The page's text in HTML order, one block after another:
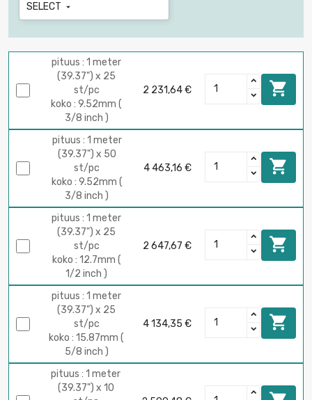
SELECT 
pituus : 1 meter
(39.37") x 25
st/pc
koko : 9.52mm (
3/8 inch )
2 231,64 € 
pituus : 1 meter
(39.37") x 50
st/pc
koko : 9.52mm (
3/8 inch )
4 463,16 € 
pituus : 1 meter
(39.37") x 25
st/pc
koko : 12.7mm (
1/2 inch )
2 647,67 € 
pituus : 1 meter
(39.37") x 25
st/pc
koko : 15.87mm (
5/8 inch )
4 134,35 € 
pituus : 1 meter
(39.37") x 10